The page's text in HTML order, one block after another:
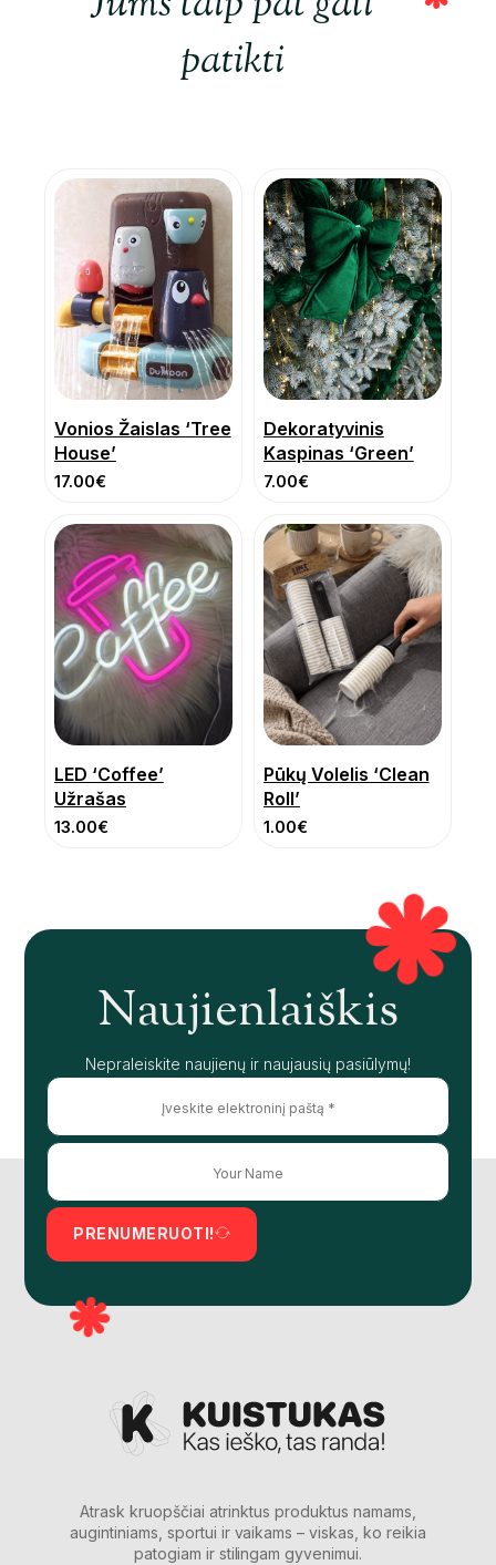
patikti
Vonios Žaislas ‘Tree
House’
17.00€
Dekoratyvinis
Kaspinas ‘Green’
7.00€
LED ‘Coffee’
Užrašas
13.00€
Pūkų Volelis ‘Clean
Roll’
1.00€
Naujienlaiškis
Nepraleiskite naujienų ir naujausių pasiūlymų!
PRENUMERUOTI!
Atrask kruopščiai atrinktus produktus namams,
augintiniams, sportui ir vaikams – viskas, ko reikia
patogiam ir stilingam gyvenimui.